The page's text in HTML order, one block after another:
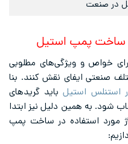
در صنعت
ساخت پمپ استیل
خواص و ویژگی‌های مطلوبی
صنعتی ایفای نقش کنند. بنا
استنلس استیلباید گریدهای
شود. به همین دلیل نیز ابتدا
مورد استفاده در ساخت پمپ